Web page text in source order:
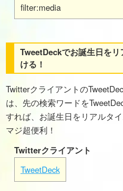
filter:media
TweetDeckでお誕生日を
ける！
Twitterクライアントの
は、先の検索ワードを
すれば、お誕生日をリアルタ
マジ超便利！
Twitterクライアント
TweetDeck